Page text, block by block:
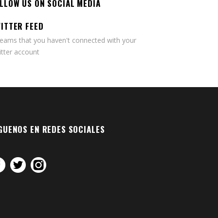
US ON SOCIAL MEDIA
FEED
that you haven't connected with your
account
EN REDES SOCIALES